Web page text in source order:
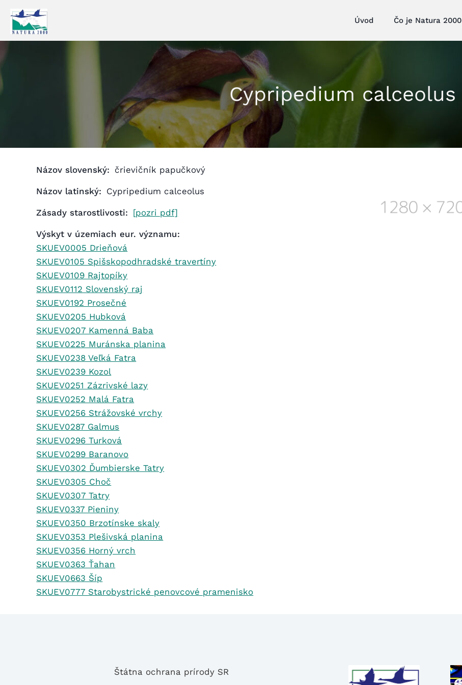
obsah
Úvod Čo je Natura 2000
Cypripedium calceolus
Názov slovenský: črievičník papučkový
Názov latinský: Cypripedium calceolus
Zásady starostlivosti: [pozri pdf]
Výskyt v územiach eur. významu:
SKUEV0005 Drieňová
SKUEV0105 Spišskopodhradské travertíny
SKUEV0109 Rajtopíky
SKUEV0112 Slovenský raj
SKUEV0192 Prosečné
SKUEV0205 Hubková
SKUEV0207 Kamenná Baba
SKUEV0225 Muránska planina
SKUEV0238 Veľká Fatra
SKUEV0239 Kozol
SKUEV0251 Zázrivské lazy
SKUEV0252 Malá Fatra
SKUEV0256 Strážovské vrchy
SKUEV0287 Galmus
SKUEV0296 Turková
SKUEV0299 Baranovo
SKUEV0302 Ďumbierske Tatry
SKUEV0305 Choč
SKUEV0307 Tatry
SKUEV0337 Pieniny
SKUEV0350 Brzotínske skaly
SKUEV0353 Plešivská planina
SKUEV0356 Horný vrch
SKUEV0363 Ťahan
SKUEV0663 Šíp
SKUEV0777 Starobystrické penovcové pramenisko
Štátna ochrana prírody SR